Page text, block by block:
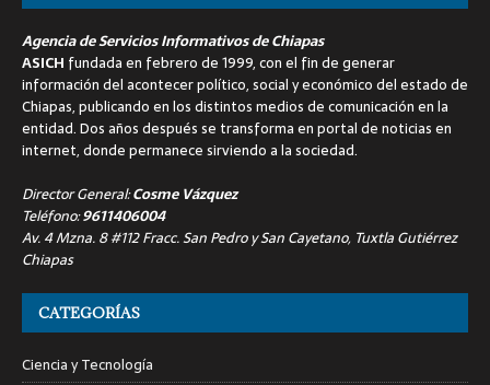
Agencia de Servicios Informativos de Chiapas
ASICH fundada en febrero de 1999, con el fin de generar
información del acontecer político, social y económico del estado de
Chiapas, publicando en los distintos medios de comunicación en la
entidad. Dos años después se transforma en portal de noticias en
internet, donde permanece sirviendo a la sociedad.
Director General:Cosme Vázquez
Teléfono:9611406004
Av. 4 Mzna. 8 #112 Fracc. San Pedro y San Cayetano, Tuxtla Gutiérrez
Chiapas
CATEGORÍAS
Ciencia y Tecnología